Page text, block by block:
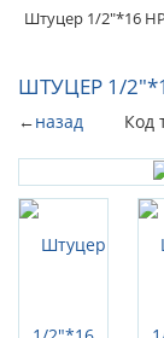
Штуцер 1/2"*16
ШТУЦЕР 1/
←назад Код